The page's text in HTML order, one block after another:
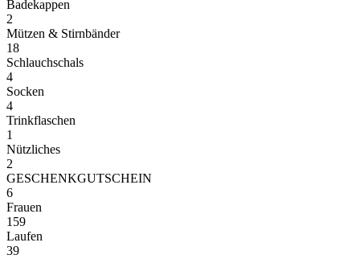
Badekappen
2
Mützen & Stirnbänder
18
Schlauchschals
4
Socken
4
Trinkflaschen
1
Nützliches
2
GESCHENKGUTSCHEIN
6
Frauen
159
Laufen
39